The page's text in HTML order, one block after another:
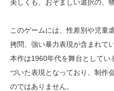
美しくも、おぞましい選択の、物
このゲームには、性差別や児童
拷問、強い暴力表現が含まれてい
本作は1960年代を舞台としてい
づいた表現となっており、制作
のではありません。